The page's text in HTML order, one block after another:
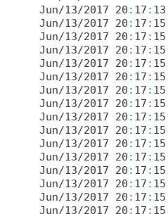
Jun/13/2017 20 : 17 : 13
Jun/13/2017 20 : 17 : 15
Jun/13/2017 20 : 17 : 15
Jun/13/2017 20 : 17 : 15
Jun/13/2017 20 : 17 : 15
Jun/13/2017 20 : 17 : 15
Jun/13/2017 20 : 17 : 15
Jun/13/2017 20 : 17 : 15
Jun/13/2017 20 : 17 : 15
Jun/13/2017 20 : 17 : 15
Jun/13/2017 20 : 17 : 15
Jun/13/2017 20 : 17 : 15
Jun/13/2017 20 : 17 : 15
Jun/13/2017 20 : 17 : 15
Jun/13/2017 20 : 17 : 15
Jun/13/2017 20 : 17 : 15